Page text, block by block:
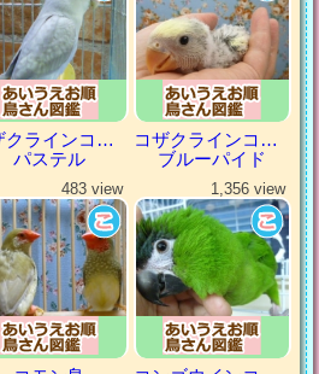
コザクラインコ（小桜インコ）
パステル
コザクラインコ（小桜インコ）
ブルーパイド
483 view 1,356 view